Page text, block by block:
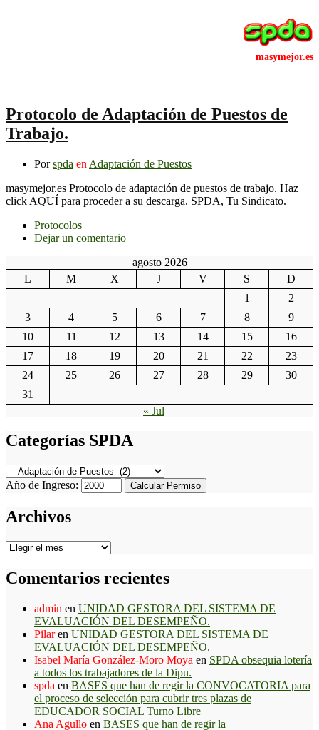
Protocolo de Adaptación de Puestos de
Trabajo.
Porspda en Adaptación de Puestos
masymejor.es Protocolo de adaptación de puestos de trabajo. Haz
click AQUÍ para proceder a su descarga. SPDA, Tu Sindicato.
Protocolos
Dejar un comentario
agosto 2026
L
M X J V S
D
1
2
3
4 5 6 7 8
9
10
11 12 13 14 15
16
17
18 19 20 21 22
23
24
25 26 27 28 29
30
31
« Jul
Categorías SPDA
Categorías
SPDA
Año de Ingreso: Calcular Permiso
Archivos
Archivos
Comentarios recientes
admin en UNIDAD GESTORA DEL SISTEMA DE
EVALUACIÓN DEL DESEMPEÑO.
Pilaren UNIDAD GESTORA DEL SISTEMA DE
EVALUACIÓN DEL DESEMPEÑO.
Isabel María González-Moro Moya en SPDA obsequia lotería
a todos los trabajadores de la Dipu.
spda en BASES que han de regir la CONVOCATORIA para
el proceso de selección para cubrir tres plazas de
EDUCADOR SOCIAL Turno Libre
Ana Agullo en BASES que han de regir la